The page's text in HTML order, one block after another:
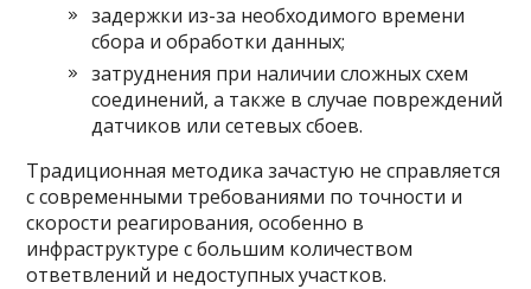
задержки из-за необходимого времени
сбора и обработки данных;
затруднения при наличии сложных схем
соединений, а также в случае повреждений
датчиков или сетевых сбоев.
Традиционная методика зачастую не справляется
с современными требованиями по точности и
скорости реагирования, особенно в
инфраструктуре с большим количеством
ответвлений и недоступных участков.